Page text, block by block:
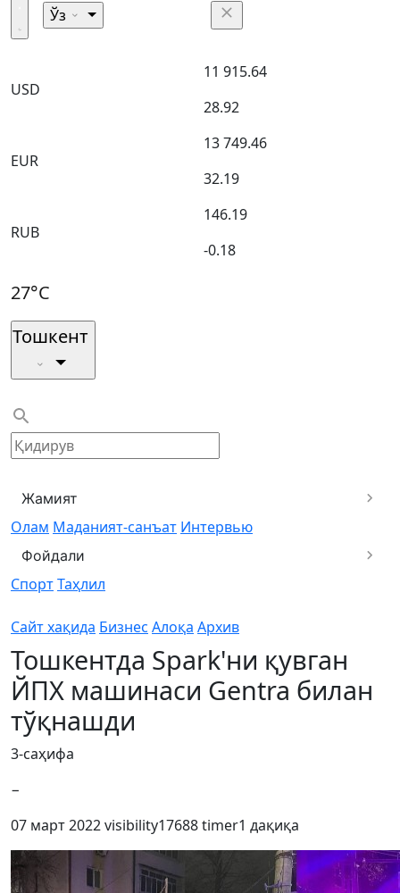
Ўз
USD
11 915.64
28.92
EUR
13 749.46
32.19
RUB
146.19
-0.18
27°C
Тошкент
Жамият
Олам Маданият-санъат Интервью
Фойдали
СпортТаҳлил
Сайт хақида Бизнес Алоқа Архив
Тошкентда Spark'ни қувган
ЙПХ машинаси Gentra билан
тўқнашди
3-саҳифа
−
07 март 2022visibility17688timer1 дақиқа